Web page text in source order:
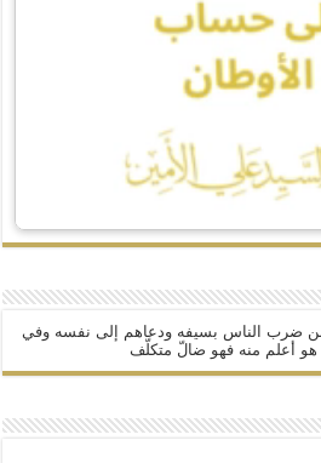
ضرب الناس بسيفه ودعاهم إلى نفسه وفي
أعلم منه فهو ضالّ متكلّف